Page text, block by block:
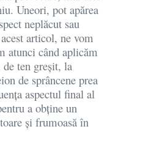
Uneori, pot apărea
neplăcut sau
articol, ne vom
atunci când aplicăm
ten greșit, la
de sprâncene prea
aspectul final al
a obține un
și frumoasă în